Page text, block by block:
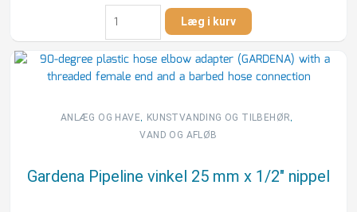
Gardena
Pipeline
MD
80
pop-
sprinkler,
antal
Læg i kurv
ANLÆG OG HAVE, KUNSTVANDING OG TILBEHØR,
VAND OG AFLØB
Gardena Pipeline vinkel 25 mm x 1/2″ nippel